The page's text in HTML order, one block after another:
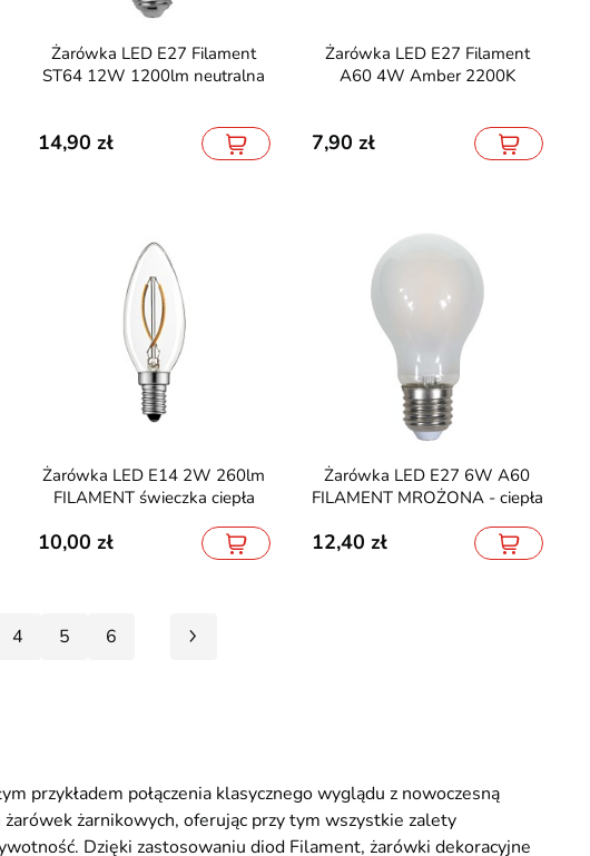
Taśma LED Cyfrowa COB RGB 24V
21W WS2811 5m
239,90
100W 11480lm 4000K
125,70 137,60
Pilot TUYA SMART
Pilot do lamp magnetycznych Tuya
Żarówka LED E27 Filament
ST64 12W 1200lm neutralna
14,90
Żarówka LED E27 Filament
A60 4W Amber 2200K
7,90
Żarówka LED E14 2W 260lm
FILAMENT świeczka ciepła
10,00
Żarówka LED E27 6W A60
FILAMENT MROŻONA - ciepła
12,40
4 5 6
przykładem połączenia klasycznego wyglądu z nowoczesną
żarnikowych, oferując przy tym wszystkie zalety
Dzięki zastosowaniu diod Filament, żarówki dekoracyjne